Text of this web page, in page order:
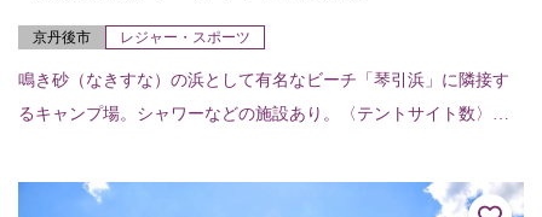
京丹後市 レジャー・スポーツ
鳴き砂（なきすな）の浜として有名なビーチ「琴引浜」に隣接す
るキャンプ場。シャワーなどの施設あり。〈テントサイト数〉フ